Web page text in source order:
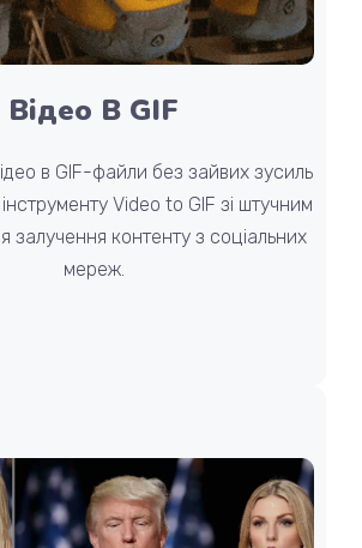
Відео В GIF
в GIF-файли без зайвих зусиль
Video to GIF зі штучним
залучення контенту з соціальних
мереж.